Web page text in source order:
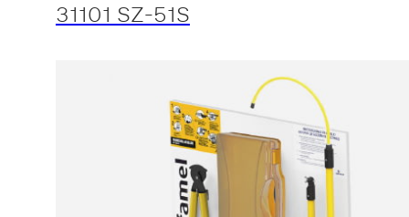
31101 SZ-51S